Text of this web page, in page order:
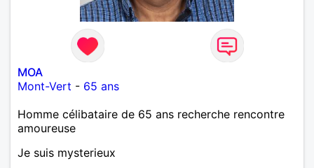
MOA
Mont-Vert - 65 ans
Homme célibataire de 65 ans recherche rencontre
amoureuse
Je suis mysterieux